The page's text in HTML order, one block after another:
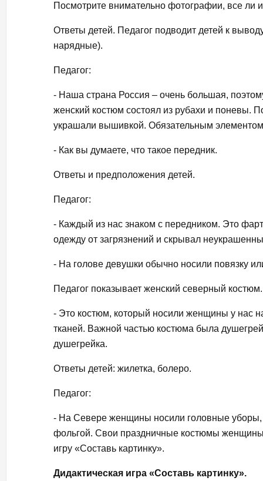
Посмотрите внимательно фотографии, все
Ответы детей. Педагог подводит детей к
нарядные).
Педагог:
- Наша страна Россия – очень большая,
женский костюм состоял из рубахи и поневы.
украшали вышивкой. Обязательным
- Как вы думаете, что такое передник.
Ответы и предположения детей.
Педагог:
- Каждый из нас знаком с передником. Это
одежду от загрязнений и скрывал
- На голове девушки обычно носили повязку
Педагог показывает женский северный
- Это костюм, который носили женщины у нас
тканей. Важной частью костюма была
душегрейка.
Ответы детей: жилетка, болеро.
Педагог:
- На Севере женщины носили головные уборы,
фольгой. Свои праздничные костюмы женщины
игру «Составь картинку».
Дидактическая игра «Составь картинку».